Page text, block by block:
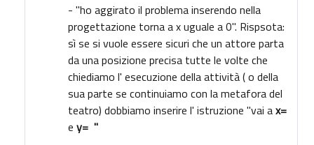
- "ho aggirato il problema inserendo nella
progettazione torna a x uguale a 0". Rispsota:
sì se si vuole essere sicuri che un attore parta
da una posizione precisa tutte le volte che
chiediamo l' esecuzione della attività ( o della
sua parte se continuiamo con la metafora del
teatro) dobbiamo inserire l' istruzione "vai ax=
ey= "